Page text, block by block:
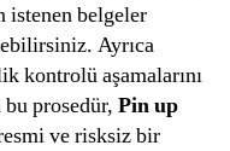
istenen belgeler
Ayrıca
kontrolü aşamalarını
prosedür, Pin up
ve risksiz bir